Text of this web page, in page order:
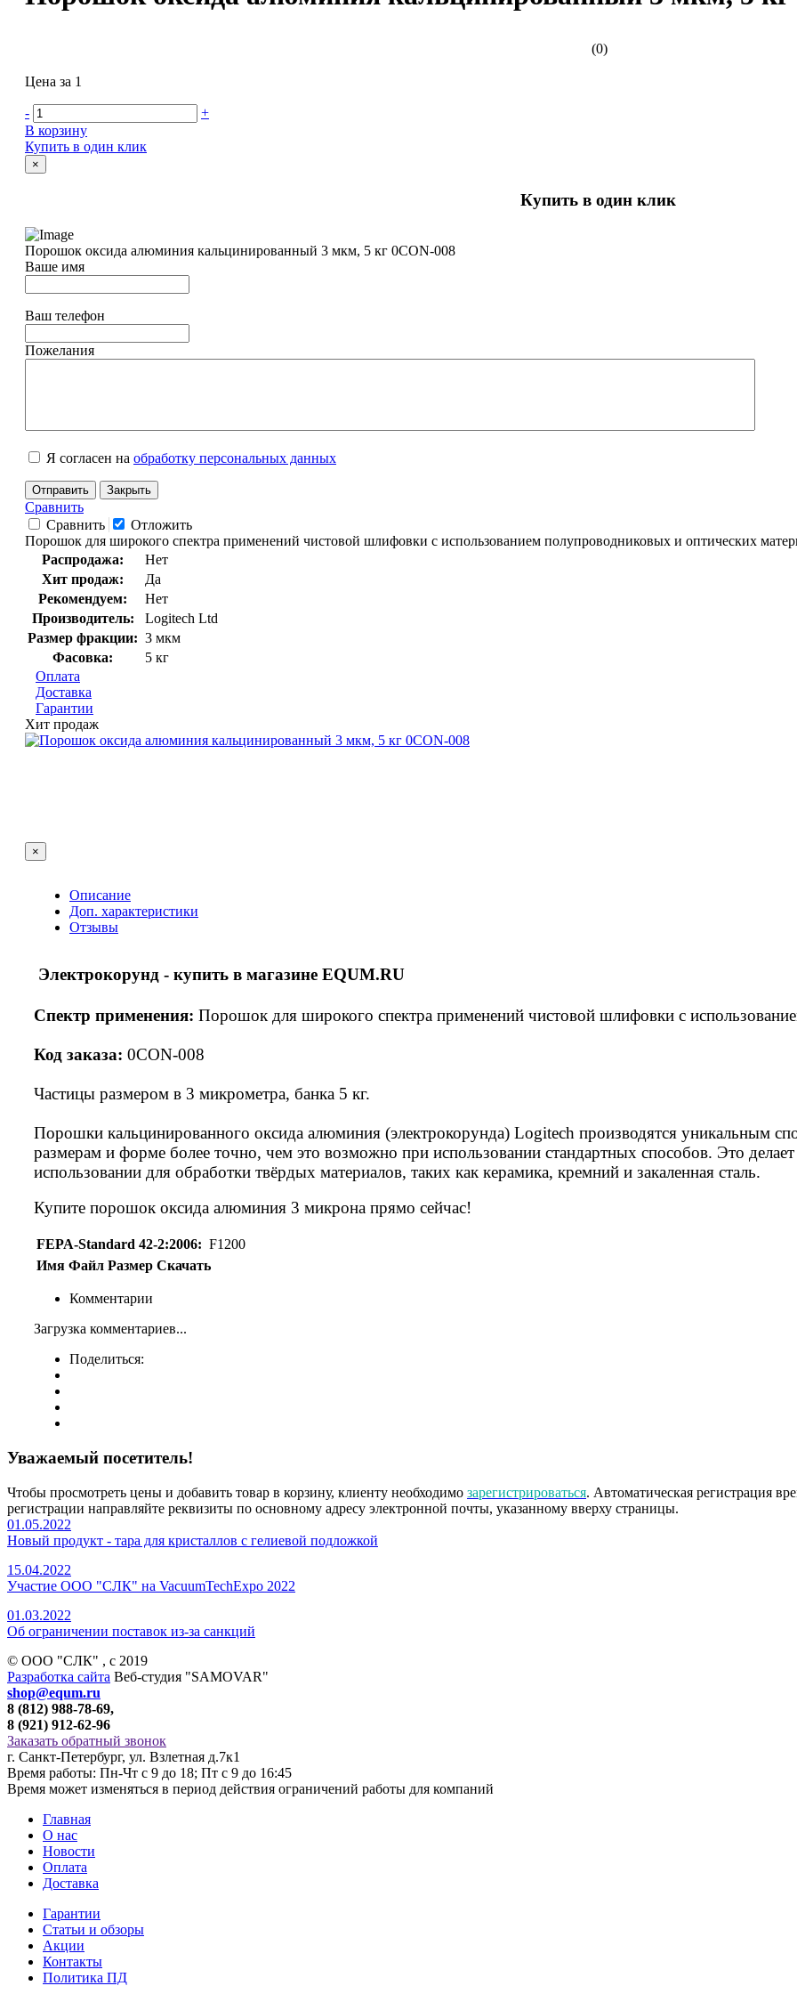
(0)
Цена за 1
-
+
В корзину
Купить в один клик
×
Купить в один клик
Порошок оксида алюминия кальцинированный 3 мкм, 5 кг 0CON-008
Ваше имя
Ваш телефон
Пожелания
Я согласен на обработку персональных данных
Отправить Закрыть
Сравнить
Сравнить
Отложить
Порошок для широкого спектра применений чистовой шлифовки с использованием полупроводниковых и оптических
Распродажа:
Нет
Хит продаж:
Да
Рекомендуем:
Нет
Производитель:
Logitech Ltd
Размер фракции: 3 мкм
Фасовка:
5 кг
Оплата
Доставка
Гарантии
Хит продаж
×
Описание
Доп. характеристики
Отзывы
Электрокорунд - купить в магазине EQUM.RU
Спектр применения: Порошок для широкого спектра применений чистовой шлифовки с
Код заказа: 0CON-008
Частицы размером в 3 микрометра, банка 5 кг.
Порошки кальцинированного оксида алюминия (электрокорунда) Logitech производятся уникальным
размерам и форме более точно, чем это возможно при использовании стандартных способов. Это
использовании для обработки твёрдых материалов, таких как керамика, кремний и закаленная сталь.
Купите порошококсида алюминия 3 микрона прямо сейчас!
FEPA-Standard 42-2:2006: F1200
Имя Файл Размер Скачать
Комментарии
Загрузка комментариев...
Поделиться:
Уважаемый посетитель!
Чтобы просмотреть цены и добавить товар в корзину, клиенту необходимо зарегистрироваться. Автоматическая регистрация
регистрации направляйте реквизиты по основному адресу электронной почты, указанному вверху страницы.
01.05.2022
Новый продукт - тара для кристаллов с гелиевой подложкой
15.04.2022
Участие ООО "СЛК" на VacuumTechExpo 2022
01.03.2022
Об ограничении поставок из-за санкций
© ООО "СЛК" , c 2019
Разработка сайта Веб-студия "SAMOVAR"
shop@equm.ru
8 (812) 988-78-69,
8 (921) 912-62-96
Заказать обратный звонок
г. Санкт-Петербург, ул. Взлетная д.7к1
Время работы: Пн-Чт с 9 до 18; Пт с 9 до 16:45
Время может изменяться в период действия ограничений работы для компаний
Главная
О нас
Новости
Оплата
Доставка
Гарантии
Статьи и обзоры
Акции
Контакты
Политика ПД